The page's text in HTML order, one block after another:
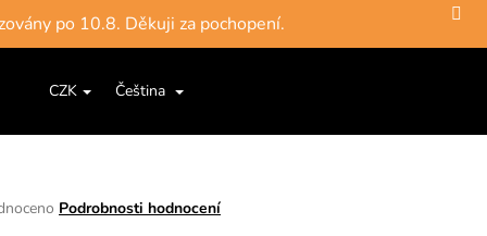
po 10.8. Děkuji za pochopení.
a šňůry Jigové hlavičky, háčky
CZK Čeština
Přihlášení
košík
Podrobnosti hodnocení